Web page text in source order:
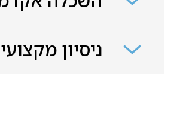
ניסיון מקצועי